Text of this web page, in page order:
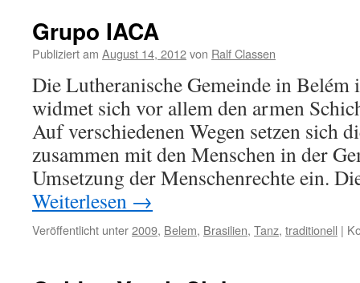
Grupo IACA
Publiziert am August 14, 2012von Ralf Classen
Die Lutheranische Gemeinde in
widmet sich vor allem den armen
Auf verschiedenen Wegen setzen sich
zusammen mit den Menschen in der
Umsetzung der Menschenrechte ein.
Weiterlesen →
Veröffentlicht unter2009, Belem, Brasilien, Tanz, traditionell |